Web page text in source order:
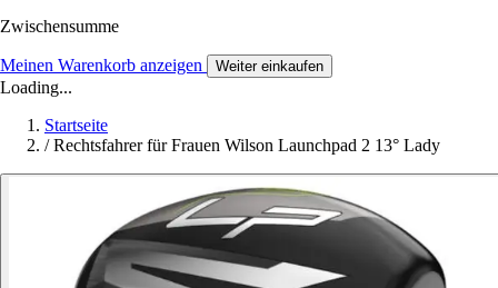
Zwischensumme
Meinen Warenkorb anzeigen Weiter einkaufen
Loading...
Startseite
/ Rechtsfahrer für Frauen Wilson Launchpad 2 13° Lady